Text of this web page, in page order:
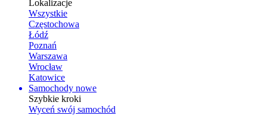
Lokalizacje
Wszystkie
Częstochowa
Łódź
Poznań
Warszawa
Wrocław
Katowice
Samochody nowe
Szybkie kroki
Wyceń swój samochód